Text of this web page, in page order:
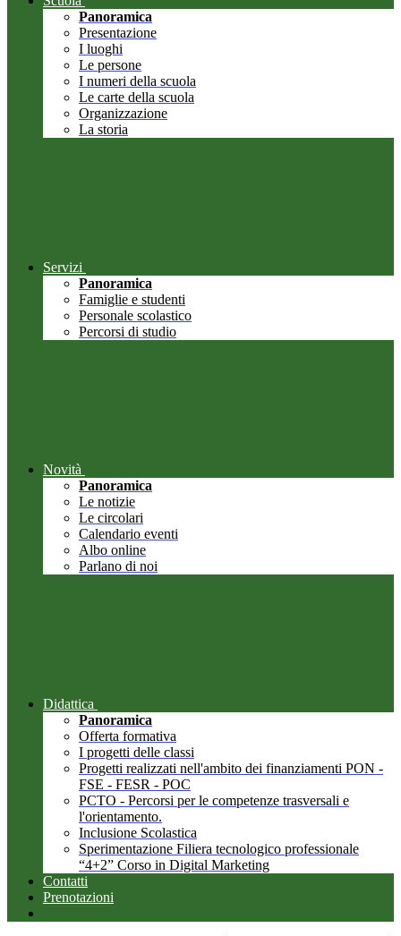
Panoramica
Presentazione
I luoghi
Le persone
I numeri della scuola
Le carte della scuola
Organizzazione
La storia
Servizi
Panoramica
Famiglie e studenti
Personale scolastico
Percorsi di studio
Novità
Panoramica
Le notizie
Le circolari
Calendario eventi
Albo online
Parlano di noi
Didattica
Panoramica
Offerta formativa
I progetti delle classi
Progetti realizzati nell'ambito dei finanziamenti PON -
FSE - FESR - POC
PCTO - Percorsi per le competenze trasversali e
l'orientamento.
Inclusione Scolastica
Sperimentazione Filiera tecnologico professionale
“4+2” Corso in Digital Marketing
Contatti
Prenotazioni